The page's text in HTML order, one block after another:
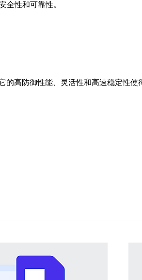
全性和可靠性。
高防御性能、灵活性和高速稳定性